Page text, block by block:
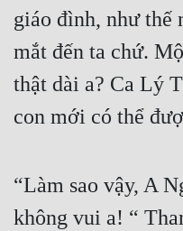
giáo đình, như thế
mắt đến ta chứ.
thật dài a? Ca Lý
con mới có thể
“Làm sao vậy, A
không vui a! “